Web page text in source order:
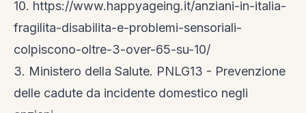
10. https://www.happyageing.it/anziani-in-italia-
fragilita-disabilita-e-problemi-sensoriali-
colpiscono-oltre-3-over-65-su-10/
3. Ministero della Salute. PNLG13 - Prevenzione
delle cadute da incidente domestico negli